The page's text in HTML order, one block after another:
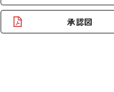
承認図